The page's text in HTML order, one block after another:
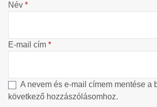
Név *
E-mail cím *
A nevem és e-mail címem mentése a
következő hozzászólásomhoz.